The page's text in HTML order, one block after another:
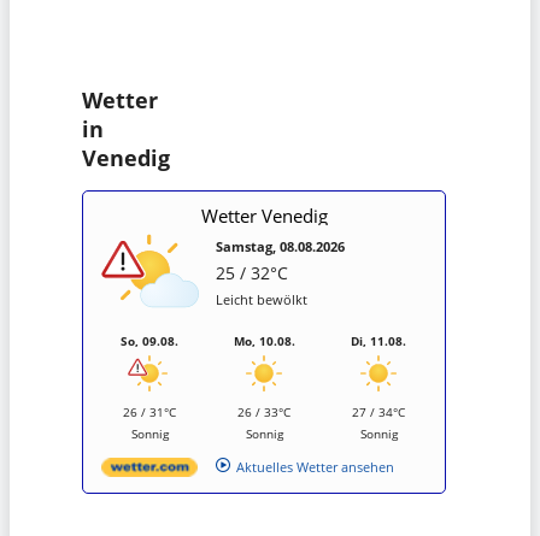
Wetter
in
Venedig
Wetter Venedig
Samstag, 08.08.2026
25 / 32°C
Leicht bewölkt
So, 09.08.
26 / 31°C
Sonnig
Mo, 10.08.
26 / 33°C
Sonnig
Di, 11.08.
27 / 34°C
Sonnig
Aktuelles Wetter ansehen